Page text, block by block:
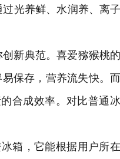
光养鲜、水润养、离
新典范。喜爱猕猴桃
保存，营养流失快。
合成效率。对比普通
箱，它能根据用户所